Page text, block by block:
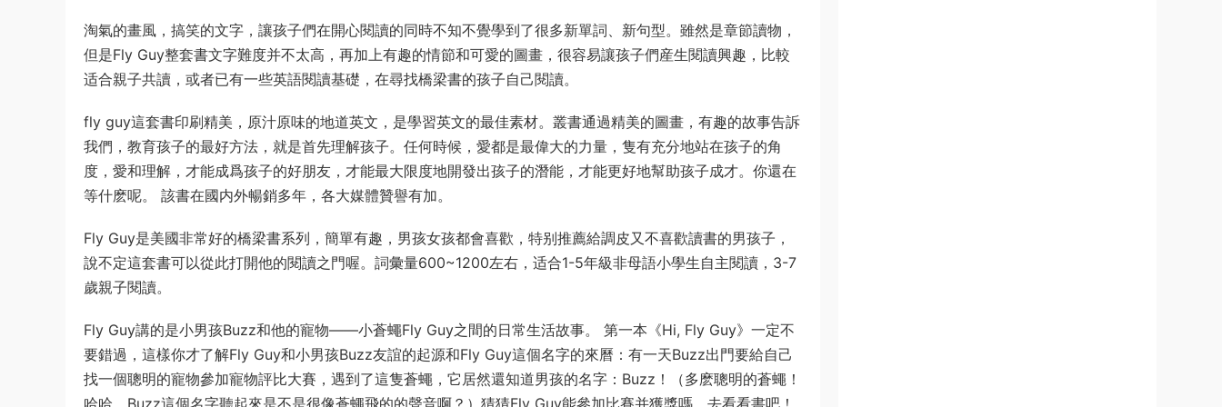
淘氣的畫風，搞笑的文字，讓孩子們在開心閱讀的同時不知不覺學到了很多新單詞、新句型。雖然是章節讀物，
但是Fly Guy整套書文字難度并不太高，再加上有趣的情節和可愛的圖畫，很容易讓孩子們産生閱讀興趣，比較
适合親子共讀，或者已有一些英語閱讀基礎，在尋找橋梁書的孩子自己閱讀。
fly guy這套書印刷精美，原汁原味的地道英文，是學習英文的最佳素材。叢書通過精美的圖畫，有趣的故事告訴
我們，教育孩子的最好方法，就是首先理解孩子。任何時候，愛都是最偉大的力量，隻有充分地站在孩子的角
度，愛和理解，才能成爲孩子的好朋友，才能最大限度地開發出孩子的潛能，才能更好地幫助孩子成才。你還在
等什麽呢。 該書在國内外暢銷多年，各大媒體贊譽有加。
Fly Guy是美國非常好的橋梁書系列，簡單有趣，男孩女孩都會喜歡，特别推薦給調皮又不喜歡讀書的男孩子，
說不定這套書可以從此打開他的閱讀之門喔。詞彙量600~1200左右，适合1-5年級非母語小學生自主閱讀，3-7
歲親子閱讀。
Fly Guy講的是小男孩Buzz和他的寵物——小蒼蠅Fly Guy之間的日常生活故事。 第一本《Hi, Fly Guy》一定不
要錯過，這樣你才了解Fly Guy和小男孩Buzz友誼的起源和Fly Guy這個名字的來曆：有一天Buzz出門要給自己
找一個聰明的寵物參加寵物評比大賽，遇到了這隻蒼蠅，它居然還知道男孩的名字：Buzz！（多麽聰明的蒼蠅！
哈哈，Buzz這個名字聽起來是不是很像蒼蠅飛的的聲音啊？）猜猜Fly Guy能參加比賽并獲獎嗎，去看看書吧！